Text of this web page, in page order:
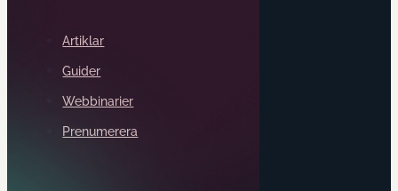
Artiklar
Guider
Webbinarier
Prenumerera